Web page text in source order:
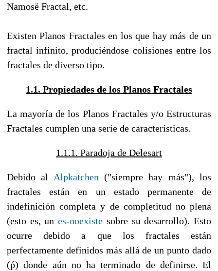
Namosë Fractal, etc.
Existen Planos Fractales en los que hay más de un
fractal infinito, produciéndose colisiones entre los
fractales de diverso tipo.
1.1. Propiedades de los Planos Fractales
La mayoría de los Planos Fractales y/o Estructuras
Fractales cumplen una serie de características.
1.1.1. Paradoja de Delesart
Debido al Alpkatchen ("siempre hay más"), los
fractales están en un estado permanente de
indefinición completa y de completitud no plena
(esto es, unes-noexiste sobre su desarrollo). Esto
ocurre debido a que los fractales están
perfectamente definidos más allá de un punto dado
(ṕ) donde aún no ha terminado de definirse. El